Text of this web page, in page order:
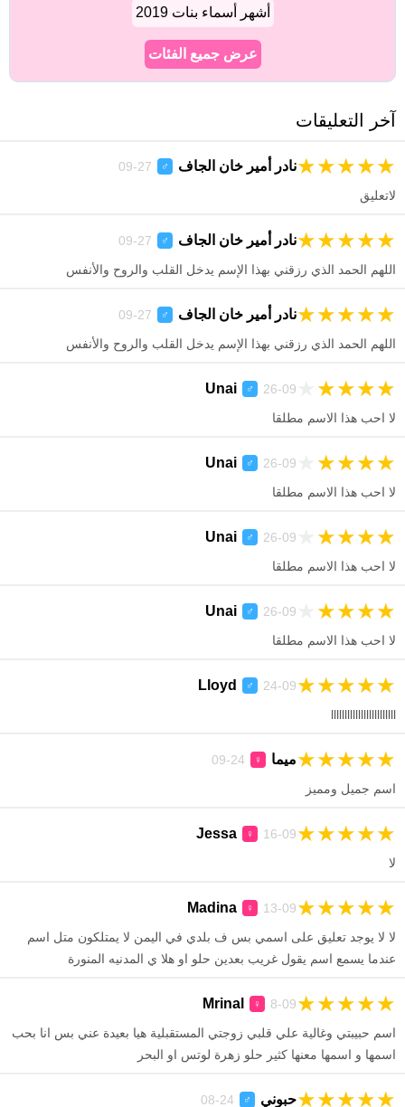
أشهر أسماء بنات 2019
عرض جميع الفئات
آخر التعليقات
نادر أمير خان الجاف ♂
27-09 ★
★
★
★
★
لاتعليق
نادر أمير خان الجاف ♂
27-09 ★
★
★
★
★
اللهم الحمد الذي رزقني بهذا الإسم يدخل القلب والروح والأنفس
نادر أمير خان الجاف ♂
27-09 ★
★
★
★
★
اللهم الحمد الذي رزقني بهذا الإسم يدخل القلب والروح والأنفس
Unai ♂ 26-09 ★
★
★
★
لا احب هذا الاسم مطلقا
Unai ♂ 26-09 ★
★
★
★
لا احب هذا الاسم مطلقا
Unai ♂ 26-09 ★
★
★
★
لا احب هذا الاسم مطلقا
Unai ♂ 26-09 ★
★
★
★
لا احب هذا الاسم مطلقا
Lloyd ♂ 24-09 ★
★
★
★
★
llllllllllllllllllllllll
ميما ♀
24-09 ★
★
★
★
★
اسم جميل ومميز
Jessa ♀ 16-09 ★
★
★
★
★
لا
Madina ♀ 13-09 ★
★
★
★
★
لا لا يوجد تعليق على اسمي بس ف بلدي في اليمن لا يمتلكون متل اسم
عندما يسمع اسم يقول غريب بعدين حلو او هلا ي المدنيه المنورة
Mrinal ♀ 8-09 ★
★
★
★
★
اسم حبيبتي وغالية علي قلبي زوجتي المستقبلية هيا بعيدة عني بس انا بحب
اسمها و اسمها معنها كثير حلو زهرة لوتس او البحر
حبوني ♂
24-08 ★
★
★
★
★